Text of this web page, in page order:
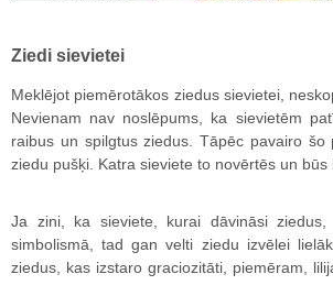
Ziedi sievietei
Meklējot piemērotākos ziedus sievietei,
Nevienam nav noslēpums, ka sievietēm
raibus un spilgtus ziedus. Tāpēc pavairo šo
ziedu pušķi. Katra sieviete to novērtēs un būs
Ja zini, ka sieviete, kurai dāvināsi
simbolismā, tad gan velti ziedu izvēlei
ziedus, kas izstaro graciozitāti, piemēram,